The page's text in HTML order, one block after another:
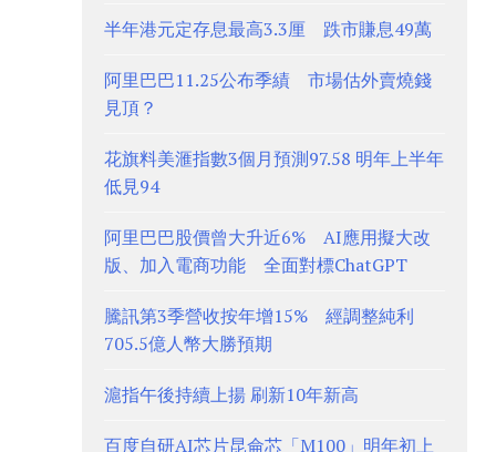
半年港元定存息最高3.3厘 跌市賺息49萬
阿里巴巴11.25公布季績 市場估外賣燒錢
見頂？
花旗料美滙指數3個月預測97.58 明年上半年
低見94
阿里巴巴股價曾大升近6% AI應用擬大改
版、加入電商功能 全面對標ChatGPT
騰訊第3季營收按年增15% 經調整純利
705.5億人幣大勝預期
滬指午後持續上揚 刷新10年新高
百度自研AI芯片昆侖芯「M100」明年初上